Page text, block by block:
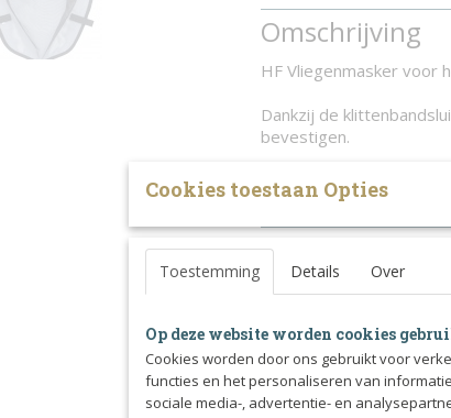
Productcode
Omschrijving
HF Vliegenmasker voor
Dankzij de
bevestigen.
Cookies toestaan Opties
Toestemming Details Over
Op deze website worden cookies
Cookies worden door ons gebruikt voor
functies en het personaliseren van
sociale media-, advertentie- en